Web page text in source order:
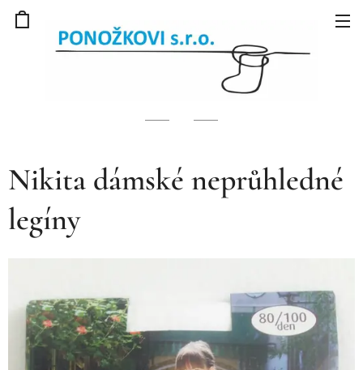
Nikita dámské neprůhledné
legíny